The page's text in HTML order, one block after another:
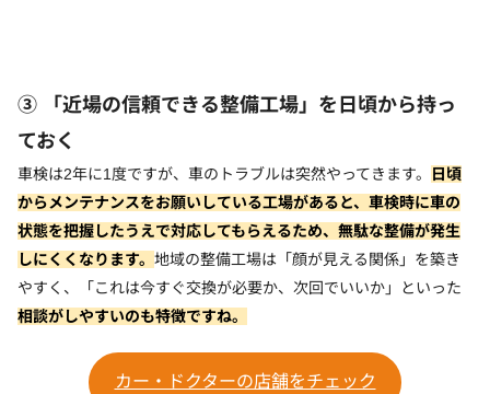
③ 「近場の信頼できる整備工場」を日頃から持っ
ておく
車検は2年に1度ですが、車のトラブルは突然やってきます。
日頃
からメンテナンスをお願いしている工場があると、車検時に車の
状態を把握したうえで対応してもらえるため、無駄な整備が発生
しにくくなります。 地域の整備工場は「顔が見える関係」を築き
やすく、「これは今すぐ交換が必要か、次回でいいか」といった
相談がしやすいのも特徴ですね。
カー・ドクターの店舗をチェック